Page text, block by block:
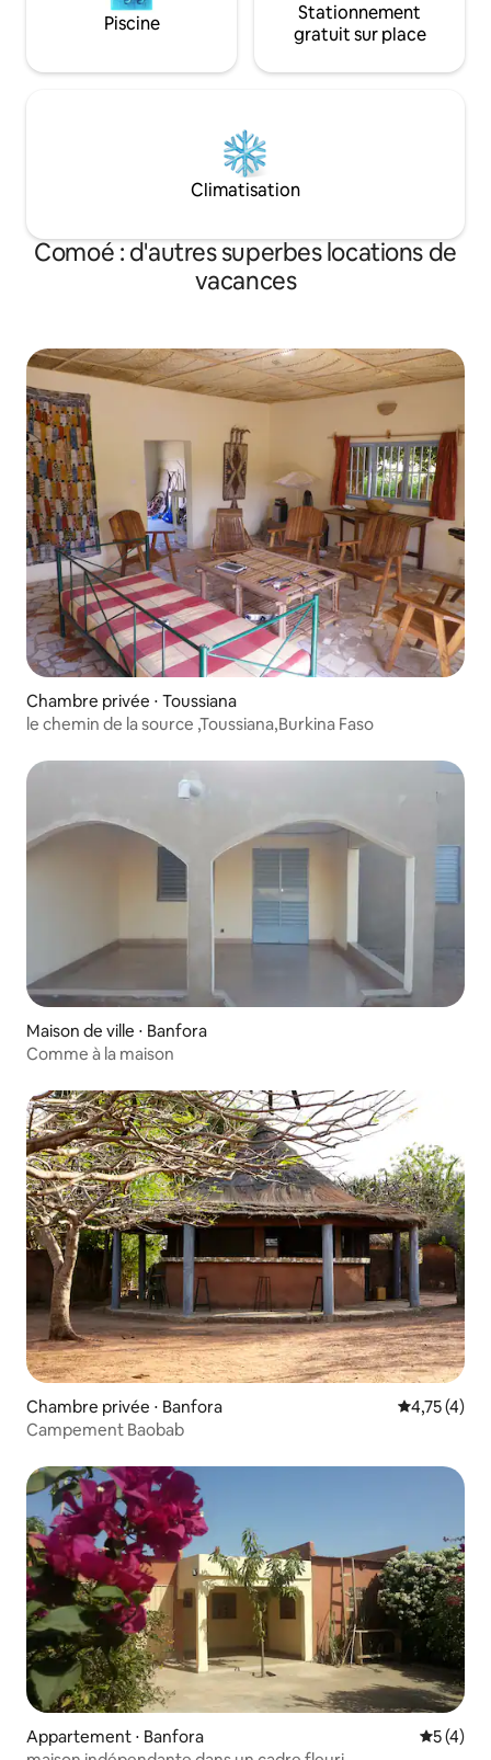
Piscine
Stationnement
gratuit sur place
Climatisation
Comoé : d'autres superbes locations de
vacances
Chambre privée ⋅ Toussiana
le chemin de la source ,Toussiana,Burkina Faso
Maison de ville ⋅ Banfora
Comme à la maison
Chambre privée ⋅ Banfora Évaluation
4,75 (4)
Campement Baobab
Appartement ⋅ Banfora
5 (4)